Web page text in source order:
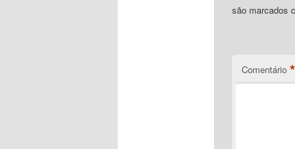
são marcados
Comentário *